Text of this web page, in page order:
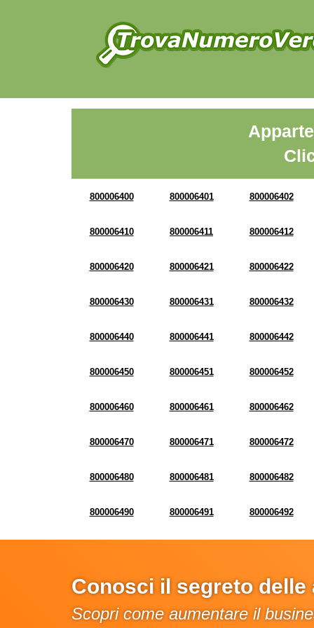
800006400 800006401 800006402
800006410 800006411 800006412
800006420 800006421 800006422
800006430 800006431 800006432
800006440 800006441 800006442
800006450 800006451 800006452
800006460 800006461 800006462
800006470 800006471 800006472
800006480 800006481 800006482
800006490 800006491 800006492
Conosci il segreto
Scopri come aumentare il